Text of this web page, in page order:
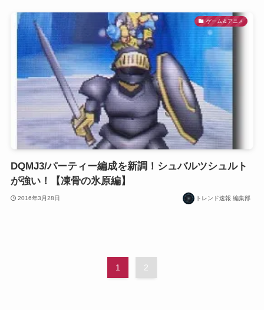
ゲーム＆アニメ
DQMJ3/パーティー編成を新調！シュバルツシュルト
が強い！【凍骨の氷原編】
2016年3月28日 トレンド速報 編集部
1 2